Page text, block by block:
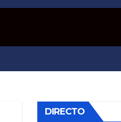
DIRECTO